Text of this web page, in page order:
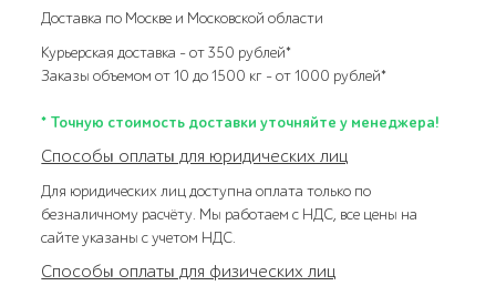
Доставка по Москве и Московской области
Курьерская доставка – от 350 рублей*
Заказы объемом от 10 до 1500 кг – от 1000 рублей*
* Точную стоимость доставки уточняйте у менеджера!
Способы оплаты для юридических лиц
Для юридических лиц доступна оплата только по
безналичному расчёту. Мы работаем с НДС, все цены на
сайте указаны с учетом НДС.
Способы оплаты для физических лиц